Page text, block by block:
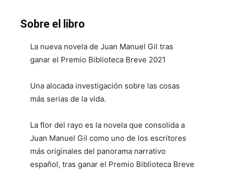
Sobre el libro
La nueva novela de Juan Manuel Gil tras
ganar el Premio Biblioteca Breve 2021
Una alocada investigación sobre las cosas
más serias de la vida.
La flor del rayo es la novela que consolida a
Juan Manuel Gil como uno de los escritores
más originales del panorama narrativo
español, tras ganar el Premio Biblioteca Breve